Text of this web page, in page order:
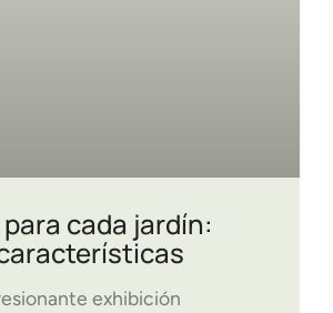
cada jardín:
exhibición